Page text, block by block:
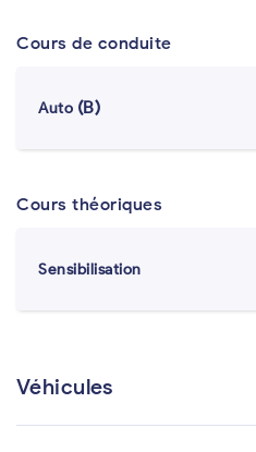
Cours de conduite
Auto (B)
Cours théoriques
Sensibilisation
Véhicules